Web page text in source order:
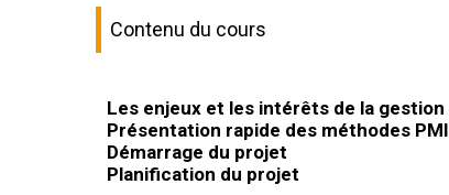
Contenu du cours
Les enjeux et les intérêts de la
Présentation rapide des méthodes
Démarrage du projet
Planification du projet